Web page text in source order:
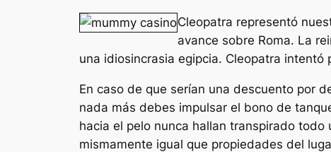
Cleopatra representó
avance sobre Roma. La
una idiosincrasia egipcia. Cleopatra intentó
En caso de que serían una descuento por
nada más debes impulsar el bono de
hacia el pelo nunca hallan transpirado
mismamente­ igual que propiedades del